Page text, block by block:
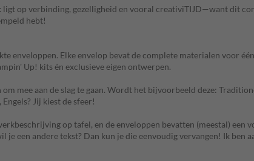
op verbinding, gezelligheid en vooral creativiTIJD—want dit
hebt!
enveloppen. Elke envelop bevat de complete materialen voor
Up! kits én exclusieve eigen ontwerpen.
mee aan de slag te gaan. Wordt het bijvoorbeeld deze:
Jij kiest de sfeer!
op tafel, en de enveloppen bevatten (meestal) een
een andere tekst? Dan kun je die eenvoudig vervangen! Ik ben